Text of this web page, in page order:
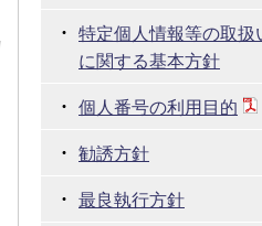
特定個人情報等の取扱
に関する基本方針
個人番号の利用目的
勧誘方針
最良執行方針